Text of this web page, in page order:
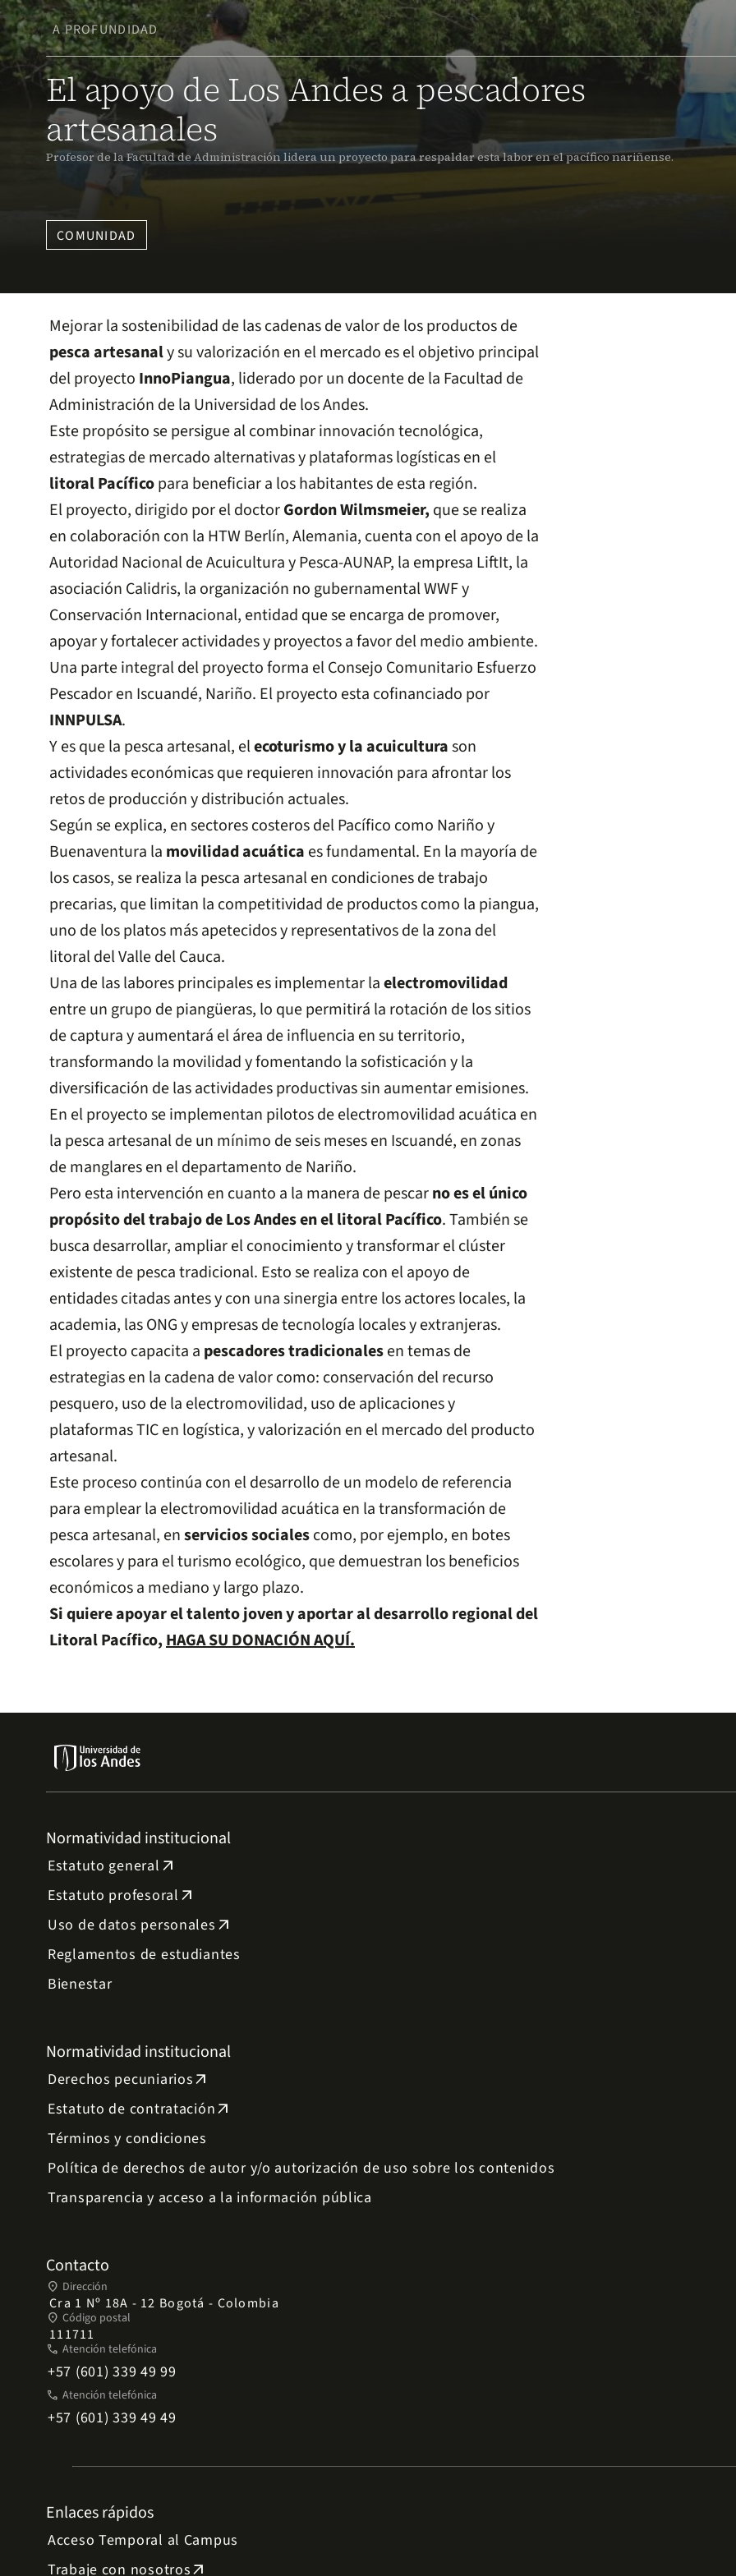
A PROFUNDIDAD
El apoyo de Los Andes a pescadores
artesanales
Profesor de la Facultad de Administración lidera un proyecto para respaldar esta labor en el pacífico nariñense.
COMUNIDAD
Mejorar la sostenibilidad de las cadenas de valor de los productos de
pesca artesanaly su valorización en el mercado es el objetivo principal
del proyecto InnoPiangua, liderado por un docente de la Facultad de
Administración de la Universidad de los Andes.
Este propósito se persigue al combinar innovación tecnológica,
estrategias de mercado alternativas y plataformas logísticas en el
litoral Pacíficopara beneficiar a los habitantes de esta región.
El proyecto, dirigido por el doctorGordon Wilmsmeier, que se realiza
en colaboración con la HTW Berlín, Alemania, cuenta con el apoyo de la
Autoridad Nacional de Acuicultura y Pesca-AUNAP, la empresa LiftIt, la
asociación Calidris, la organización no gubernamental WWF y
Conservación Internacional, entidad que se encarga de promover,
apoyar y fortalecer actividades y proyectos a favor del medio ambiente.
Una parte integral del proyecto forma el Consejo Comunitario Esfuerzo
Pescador en Iscuandé, Nariño. El proyecto esta cofinanciado por
INNPULSA.
Y es que la pesca artesanal, elecoturismo y la acuiculturason
actividades económicas que requieren innovación para afrontar los
retos de producción y distribución actuales.
Según se explica, en sectores costeros del Pacífico como Nariño y
Buenaventura la movilidad acuática es fundamental. En la mayoría de
los casos, se realiza la pesca artesanal en condiciones de trabajo
precarias, que limitan la competitividad de productos como la piangua,
uno de los platos más apetecidos y representativos de la zona del
litoral del Valle del Cauca.
Una de las labores principales es implementar laelectromovilidad
entre un grupo de piangüeras, lo que permitirá la rotación de los sitios
de captura y aumentará el área de influencia en su territorio,
transformando la movilidad y fomentando la sofisticación y la
diversificación de las actividades productivas sin aumentar emisiones.
En el proyecto se implementan pilotos de electromovilidad acuática en
la pesca artesanal de un mínimo de seis meses en Iscuandé, en zonas
de manglares en el departamento de Nariño.
Pero esta intervención en cuanto a la manera de pescarno es el único
propósito del trabajo de Los Andes en el litoral Pacífico. También se
busca desarrollar, ampliar el conocimiento y transformar el clúster
existente de pesca tradicional. Esto se realiza con el apoyo de
entidades citadas antes y con una sinergia entre los actores locales, la
academia, las ONG y empresas de tecnología locales y extranjeras.
El proyecto capacita a pescadores tradicionalesen temas de
estrategias en la cadena de valor como: conservación del recurso
pesquero, uso de la electromovilidad, uso de aplicaciones y
plataformas TIC en logística, y valorización en el mercado del producto
artesanal.
Este proceso continúa con el desarrollo de un modelo de referencia
para emplear la electromovilidad acuática en la transformación de
pesca artesanal, enservicios socialescomo, por ejemplo, en botes
escolares y para el turismo ecológico, que demuestran los beneficios
económicos a mediano y largo plazo.
Si quiere apoyar el talento joven y aportar al desarrollo regional del
Litoral Pacífico,HAGA SU DONACIÓN AQUÍ.
Normatividad institucional
Estatuto general arrow_outward
Estatuto profesoral arrow_outward
Uso de datos personales arrow_outward
Reglamentos de estudiantes
Bienestar
Normatividad institucional
Derechos pecuniariosarrow_outward
Estatuto de contrataciónarrow_outward
Términos y condiciones
Política de derechos de autor y/o autorización de uso sobre los contenidos
Transparencia y acceso a la información pública
Contacto
place Dirección
Cra 1 Nº 18A - 12 Bogotá - Colombia
place Código postal
111711
phone Atención telefónica
+57 (601) 339 49 99
phone Atención telefónica
+57 (601) 339 49 49
Enlaces rápidos
Acceso Temporal al Campus
Trabaje con nosotrosarrow_outward